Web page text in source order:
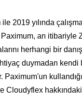
2019 yılında
Paximum, an itibariyle
herhangi bir
duymadan kendi
Paximum'un
Cloudyflex hakkındaki